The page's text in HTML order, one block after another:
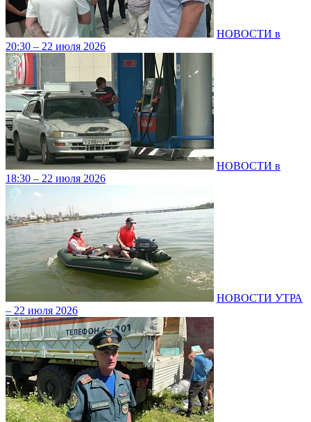
НОВОСТИ в
20:30 – 22 июля 2026
НОВОСТИ в
18:30 – 22 июля 2026
НОВОСТИ УТРА
– 22 июля 2026